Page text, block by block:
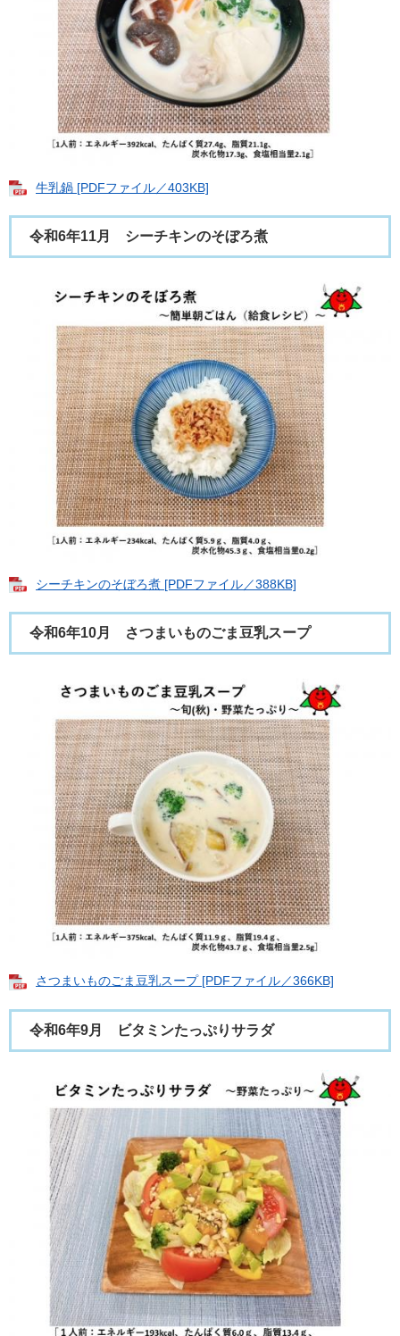
牛乳鍋 [PDFファイル／403KB]
令和6年11月 シーチキンのそぼろ煮
シーチキンのそぼろ煮 [PDFファイル／388KB]
令和6年10月 さつまいものごま豆乳スープ
さつまいものごま豆乳スープ [PDFファイル／366KB]
令和6年9月 ビタミンたっぷりサラダ